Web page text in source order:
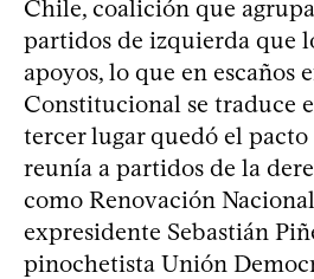
Chile, coalición que
partidos de izquierda que
apoyos, lo que en escaños
Constitucional se traduce
tercer lugar quedó el
reunía a partidos de la
como Renovación
expresidente Sebastián
pinochetista Unión